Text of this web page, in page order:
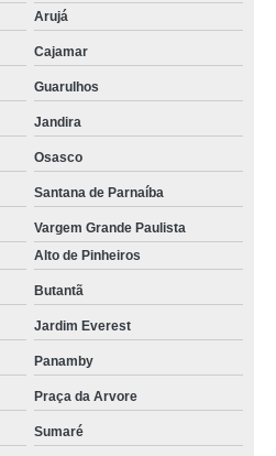
Arujá
Cajamar
Guarulhos
Jandira
Osasco
Santana de Parnaíba
Vargem Grande Paulista
Alto de Pinheiros
Butantã
Jardim Everest
Panamby
Praça da Arvore
Sumaré